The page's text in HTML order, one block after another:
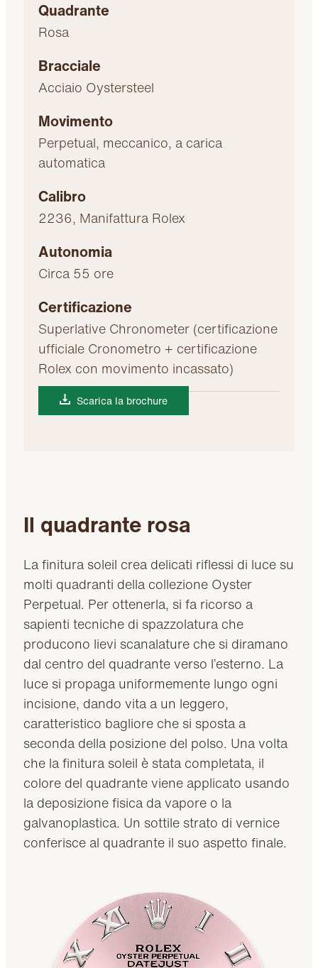
Quadrante
Rosa
Bracciale
Acciaio Oystersteel
Movimento
Perpetual, meccanico, a carica
automatica
Calibro
2236, Manifattura Rolex
Autonomia
Circa 55 ore
Certificazione
Superlative Chronometer (certificazione
ufficiale Cronometro + certificazione
Rolex con movimento incassato)
Scarica la brochure
Il quadrante rosa
La finitura soleil crea delicati riflessi di luce su
molti quadranti della collezione Oyster
Perpetual. Per ottenerla, si fa ricorso a
sapienti tecniche di spazzolatura che
producono lievi scanalature che si diramano
dal centro del quadrante verso l’esterno. La
luce si propaga uniformemente lungo ogni
incisione, dando vita a un leggero,
caratteristico bagliore che si sposta a
seconda della posizione del polso. Una volta
che la finitura soleil è stata completata, il
colore del quadrante viene applicato usando
la deposizione fisica da vapore o la
galvanoplastica. Un sottile strato di vernice
conferisce al quadrante il suo aspetto finale.